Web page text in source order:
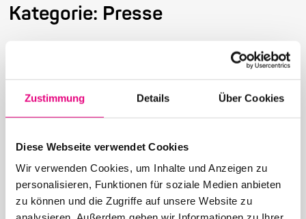
Zustimmung Details Über Cookies
Diese Webseite verwendet Cookies
Wir verwenden Cookies, um Inhalte und Anzeigen zu
personalisieren, Funktionen für soziale Medien anbieten
zu können und die Zugriffe auf unsere Website zu
Kategorie: Presse
26. Juni 2026
28. Enjoy Jazz Festival – Abschluss mit Brad